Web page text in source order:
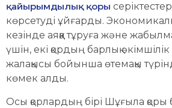
қайырымдылық қоры
көрсетуді ұйғарды.
кезінде аяққа тұруға және
үшін, екі қордың барлық
жалақысы бойынша өтемақы
көмек алды.
Осы қорлардың бірі Шұғыла